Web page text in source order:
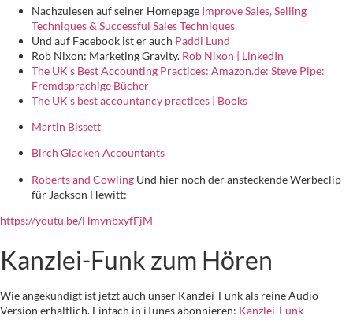
Nachzulesen auf seiner Homepage Improve Sales, Selling
Techniques & Successful Sales Techniques
Und auf Facebook ist er auch Paddi Lund
Rob Nixon: Marketing Gravity. Rob Nixon | LinkedIn
The UK's Best Accounting Practices: Amazon.de: Steve Pipe:
Fremdsprachige Bücher
The UK’s best accountancy practices | Books
Martin Bissett
Birch Glacken Accountants
Roberts and Cowling Und hier noch der ansteckende Werbeclip
für Jackson Hewitt:
https://youtu.be/HmynbxyfFjM
Kanzlei-Funk zum Hören
Wie angekündigt ist jetzt auch unser Kanzlei-Funk als reine Audio-
Version erhältlich. Einfach in iTunes abonnieren: Kanzlei-Funk